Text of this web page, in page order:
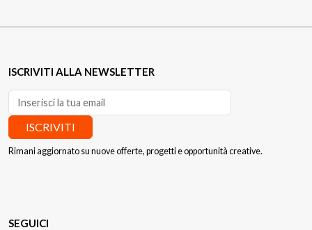
ISCRIVITI ALLA NEWSLETTER
ISCRIVITI
Rimani aggiornato su nuove offerte, progetti e opportunità creative.
SEGUICI